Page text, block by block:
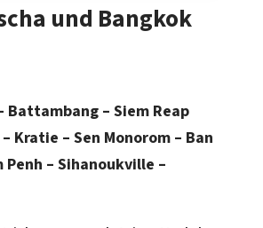
und Bangkok
Battambang – Siem Reap
Kratie – Sen Monorom – Ban
Penh – Sihanoukville –